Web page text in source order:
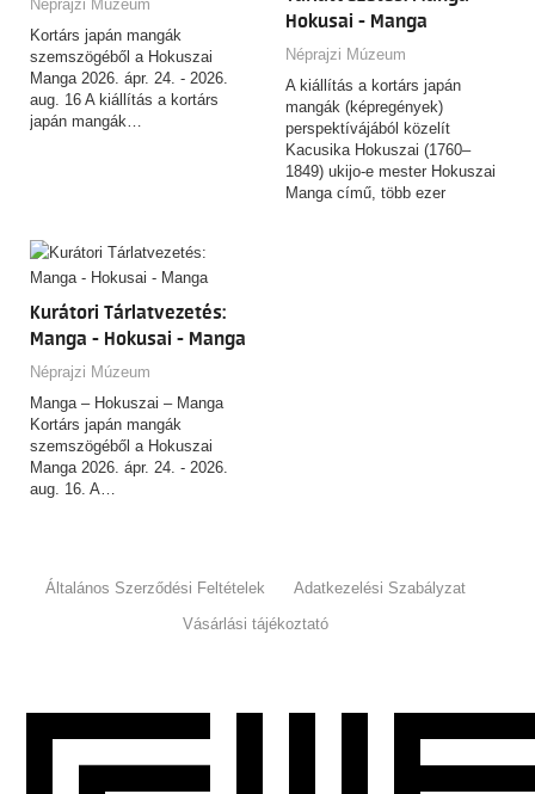
Néprajzi Múzeum
Kortárs japán mangák
szemszögéből a Hokuszai
Manga 2026. ápr. 24. - 2026.
aug. 16 A kiállítás a kortárs
japán mangák…
Hokusai - Manga
Néprajzi Múzeum
A kiállítás a kortárs japán
mangák (képregények)
perspektívájából közelít
Kacusika Hokuszai (1760–
1849) ukijo-e mester Hokuszai
Manga című, több ezer
Kurátori Tárlatvezetés:
Manga - Hokusai - Manga
Néprajzi Múzeum
Manga – Hokuszai – Manga
Kortárs japán mangák
szemszögéből a Hokuszai
Manga 2026. ápr. 24. - 2026.
aug. 16. A…
Általános Szerződési Feltételek
Adatkezelési Szabályzat
Vásárlási tájékoztató